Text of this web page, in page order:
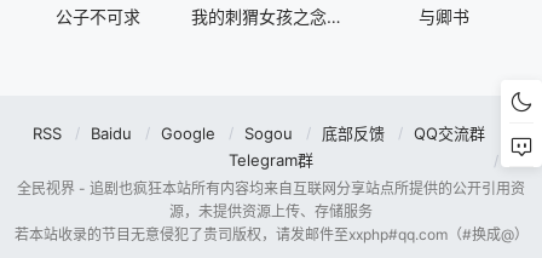
公子不可求 我的刺猬女孩之念念不忘 与卿书
RSS Baidu Google Sogou 底部反馈
QQ交流群
Telegram群
全民视界 - 追剧也疯狂本站所有内容均来自互联网分享站点所提供的公开引用资
源，未提供资源上传、存储服务
若本站收录的节目无意侵犯了贵司版权，请发邮件至xxphp#qq.com（#换成@）